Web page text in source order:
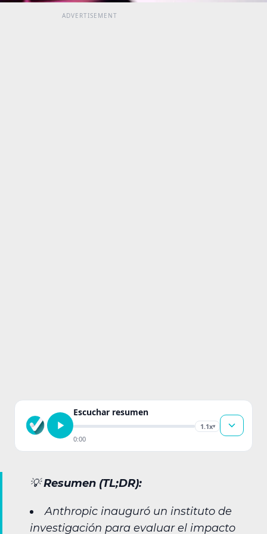
Escuchar resumen
1.1x▾
0:00
💡Resumen (TL;DR):
Anthropic inauguró un instituto de
investigación para evaluar el impacto